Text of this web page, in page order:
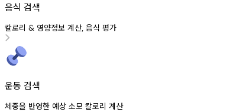
음식 검색
칼로리 & 영양정보 계산, 음식 평가
운동 검색
체중을 반영한 예상 소모 칼로리 계산